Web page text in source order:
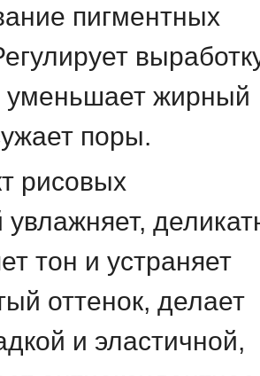
пигментных
уменьшает жирный
поры.
рисовых
увлажняет,
тон и устраняет
оттенок, делает
и эластичной,